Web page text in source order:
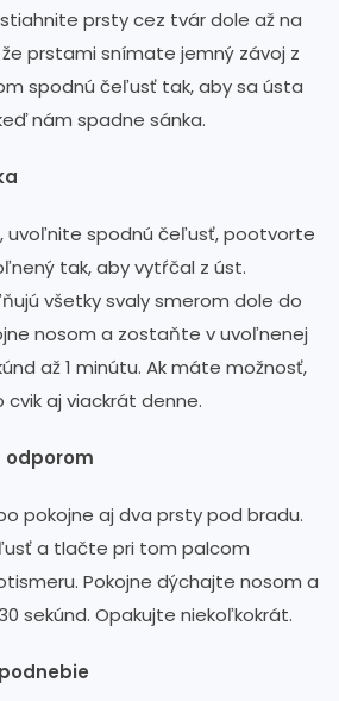
prsty cez tvár dole až na
prstami snímate jemný závoj z
spodnú čeľusť tak, aby sa ústa
nám spadne sánka.
uvoľnite spodnú čeľusť, pootvorte
tak, aby vytŕčal z úst.
všetky svaly smerom dole do
nosom a zostaňte v uvoľnenej
až 1 minútu. Ak máte možnosť,
aj viackrát denne.
odporom
pokojne aj dva prsty pod bradu.
a tlačte pri tom palcom
Pokojne dýchajte nosom a
sekúnd. Opakujte niekoľkokrát.